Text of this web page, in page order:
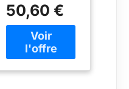
Verres en cristal
sophistiqués,
élégants,
rehaussez votre
50,60 €